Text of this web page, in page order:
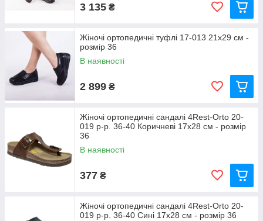
3 135 ₴
Жіночі ортопедичні туфлі 17-013 21x29 см -
розмір 36
В наявності
2 899 ₴
Жіночі ортопедичні сандалі 4Rest-Orto 20-
019 р-р. 36-40 Коричневі 17x28 см - розмір
36
В наявності
377 ₴
Жіночі ортопедичні сандалі 4Rest-Orto 20-
019 р-р. 36-40 Сині 17x28 см - розмір 36